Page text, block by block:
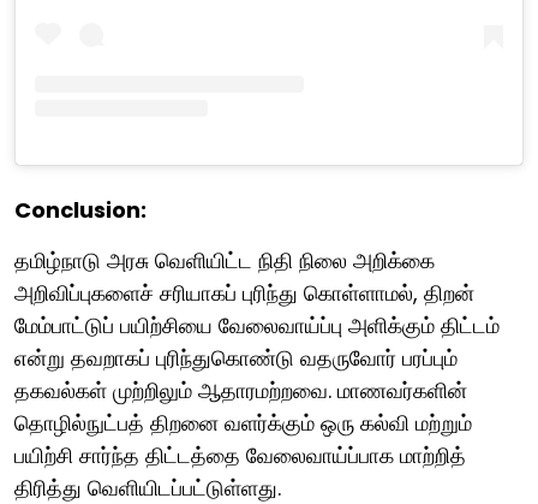
Conclusion:
தமிழ்நாடு அரசு வெளியிட்ட நிதி நிலை அறிக்கை
அறிவிப்புகளைச் சரியாகப் புரிந்து கொள்ளாமல், திறன்
மேம்பாட்டுப் பயிற்சியை வேலைவாய்ப்பு அளிக்கும் திட்டம்
என்று தவறாகப் புரிந்துகொண்டு வதருவோர் பரப்பும்
தகவல்கள் முற்றிலும் ஆதாரமற்றவை. மாணவர்களின்
தொழில்நுட்பத் திறனை வளர்க்கும் ஒரு கல்வி மற்றும்
பயிற்சி சார்ந்த திட்டத்தை வேலைவாய்ப்பாக மாற்றித்
திரித்து வெளியிடப்பட்டுள்ளது.